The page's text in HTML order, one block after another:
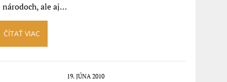
národoch, ale aj…
ČÍTAŤ VIAC
19. JÚNA 2010